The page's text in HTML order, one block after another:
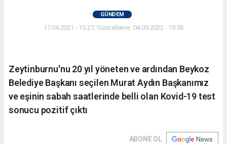
GÜNDEM
17.04.2021 - 15:27, Güncelleme: 04.09.2022 - 19:55
Zeytinburnu'nu 20 yıl yöneten ve ardından Beykoz
Belediye Başkanı seçilen Murat Aydın Başkanımız
ve eşinin sabah saatlerinde belli olan Kovid-19 test
sonucu pozitif çıktı
ABONE OL